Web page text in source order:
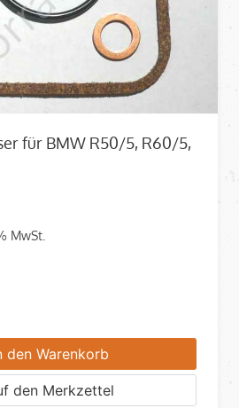
für BMW R50/5, R60/5,
MwSt.
den Warenkorb
den Merkzettel